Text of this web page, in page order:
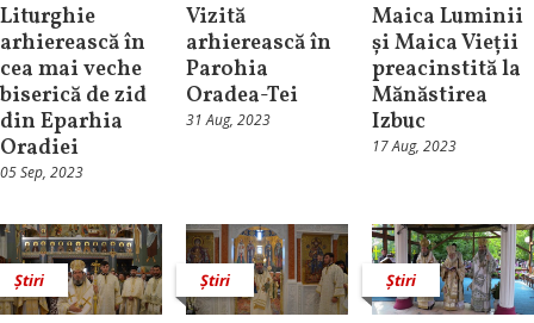
Liturghie
arhierească în
cea mai veche
biserică de zid
din Eparhia
Oradiei
05 Sep, 2023
Vizită
arhierească în
Parohia
Oradea-Tei
31 Aug, 2023
Maica Luminii
și Maica Vieții
preacinstită la
Mănăstirea
Izbuc
17 Aug, 2023
Știri Știri Știri